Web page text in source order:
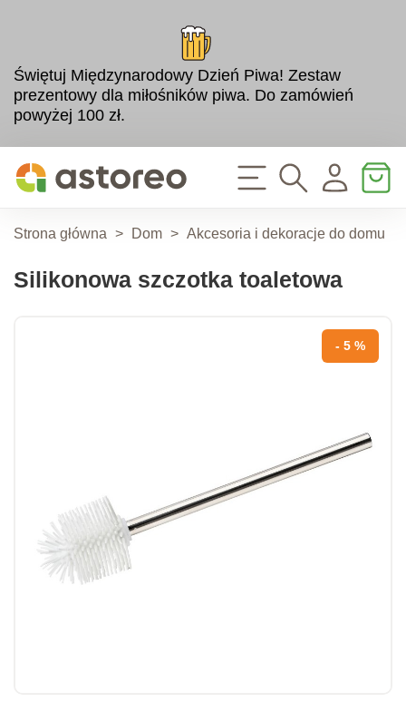
Świętuj Międzynarodowy Dzień Piwa! Zestaw
prezentowy dla miłośników piwa. Do zamówień
powyżej 100 zł.
Strona główna > Dom > Akcesoria i dekoracje do domu
Silikonowa szczotka toaletowa
- 5 %